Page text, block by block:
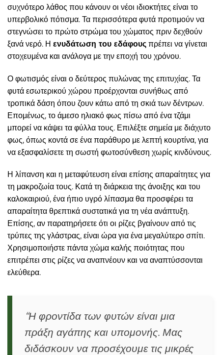
συχνότερο λάθος που κάνουν οι νέοι ιδιοκτήτες είναι το
υπερβολικό πότισμα. Τα περισσότερα φυτά προτιμούν να
στεγνώσει το πρώτο στρώμα του χώματος πριν δεχθούν
ξανά νερό. Η ενυδάτωση του εδάφους πρέπει να γίνεται
στοχευμένα και ανάλογα με την εποχή του χρόνου.
Ο φωτισμός είναι ο δεύτερος πυλώνας της επιτυχίας. Τα
φυτά εσωτερικού χώρου προέρχονται συνήθως από
τροπικά δάση όπου ζουν κάτω από τη σκιά των δέντρων.
Επομένως, το άμεσο ηλιακό φως πίσω από ένα τζάμι
μπορεί να κάψει τα φύλλα τους. Επιλέξτε σημεία με διάχυτο
φως, όπως κοντά σε ένα παράθυρο με λεπτή κουρτίνα, για
να εξασφαλίσετε τη σωστή φωτοσύνθεση χωρίς κινδύνους.
Η λίπανση και η μεταφύτευση είναι επίσης απαραίτητες για
τη μακροζωία τους. Κατά τη διάρκεια της άνοιξης και του
καλοκαιριού, ένα ήπιο υγρό λίπασμα θα προσφέρει τα
απαραίτητα θρεπτικά συστατικά για τη νέα ανάπτυξη.
Επίσης, αν παρατηρήσετε ότι οι ρίζες βγαίνουν από τις
τρύπες της γλάστρας, είναι ώρα για ένα μεγαλύτερο σπίτι.
Χρησιμοποιήστε πάντα χώμα καλής ποιότητας που
επιτρέπει στις ρίζες να αναπνέουν και να αναπτύσσονται
ελεύθερα.
“Η φροντίδα των φυτών είναι μια
πράξη αγάπης και υπομονής. Μας
διδάσκουν να προσέχουμε τις μικρές